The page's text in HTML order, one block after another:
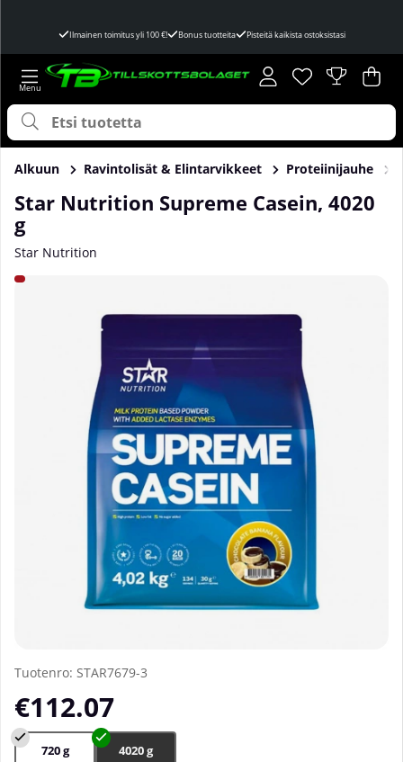
Ilmainen toimitus yli 100 €! Bonus tuotteita Pisteitä kaikista ostoksistasi
Toivelista
Lukumäärä
. .
Alkuun Ravintolisät & Elintarvikkeet Proteiinijauhe
Star Nutrition Supreme Casein, 4020
g
Star Nutrition
Tuotekuvat Star Nutrition Supreme Casein, 4020 g
Tuotenro: STAR7679-3
€112.07
720 g 4020 g